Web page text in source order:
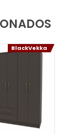
BlackVekka